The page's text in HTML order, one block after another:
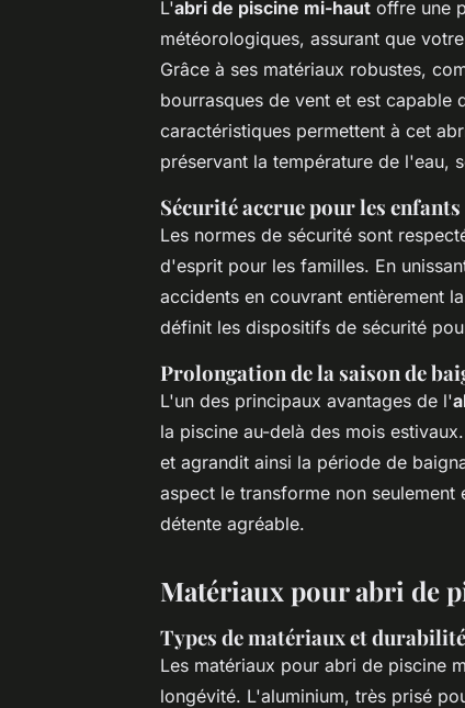
L'abri de piscine mi-haut offre une
météorologiques, assurant que
Grâce à ses matériaux robustes,
bourrasques de vent et est capable
caractéristiques permettent à cet
préservant la température de l'eau,
Sécurité accrue pour les enfants
Les normes de sécurité sont
d'esprit pour les familles. En
accidents en couvrant entièrement
définit les dispositifs de sécurité
Prolongation de la saison de
L'un des principaux avantages de l'
la piscine au-delà des mois
et agrandit ainsi la période de
aspect le transforme non seulement
détente agréable.
Matériaux pour abri de
Types de matériaux et durabilité
Les matériaux pour abri de piscine
longévité. L'aluminium, très prisé